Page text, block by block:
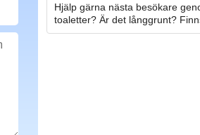
Hjälp gärna nästa besökare
toaletter? Är det långgrunt?